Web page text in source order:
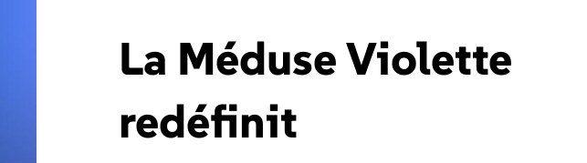
La Méduse Violette
redéfinit